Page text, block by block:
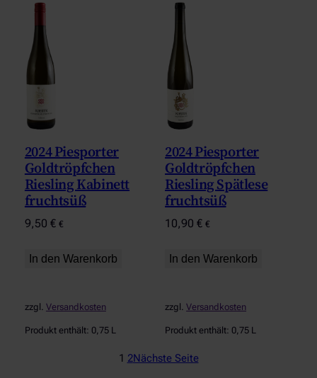
2024 Piesporter
Goldtröpfchen
Riesling Kabinett
fruchtsüß
9,50 € €
In den Warenkorb
zzgl. Versandkosten
Produkt enthält: 0,75 L
2024 Piesporter
Goldtröpfchen
Riesling Spätlese
fruchtsüß
10,90€ €
In den Warenkorb
zzgl.Versandkosten
Produkt enthält: 0,75 L
1 2Nächste Seite